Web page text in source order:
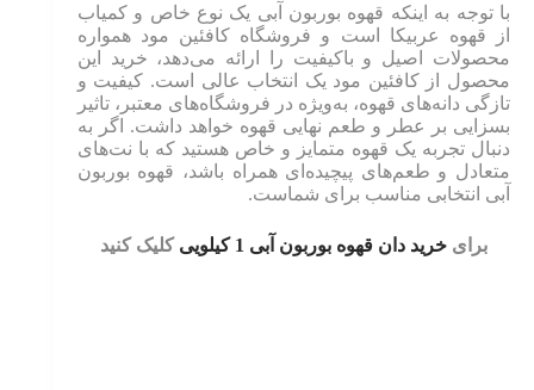
با توجه به اینکه قهوه بوربون آبی یک نوع خاص و کمیاب
از قهوه عربیکا است و فروشگاه کافئین مود همواره
محصولات اصیل و باکیفیت را ارائه می‌دهد، خرید این
محصول از کافئین مود یک انتخاب عالی است. کیفیت و
تازگی دانه‌های قهوه، به‌ویژه در فروشگاه‌های معتبر، تاثیر
بسزایی بر عطر و طعم نهایی قهوه خواهد داشت. اگر به
دنبال تجربه یک قهوه متمایز و خاص هستید که با نت‌های
متعادل و طعم‌های پیچیده‌ای همراه باشد، قهوه بوربون
آبی انتخابی مناسب برای شماست.
برایخرید دان قهوه بوربون آبی 1 کیلویی کلیک کنید